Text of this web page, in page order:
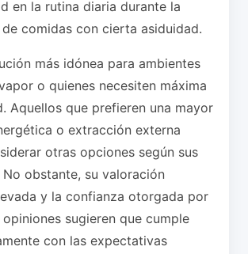
en la rutina diaria durante la
comidas con cierta asiduidad.
más idónea para ambientes
o quienes necesiten máxima
Aquellos que prefieren una mayor
o extracción externa
otras opciones según sus
obstante, su valoración
y la confianza otorgada por
sugieren que cumple
con las expectativas